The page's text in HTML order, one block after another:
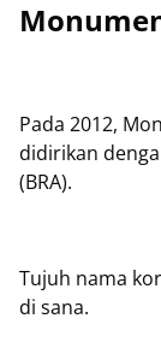
Pada 2012,
didirikan
(BRA).
Tujuh nama
di sana.